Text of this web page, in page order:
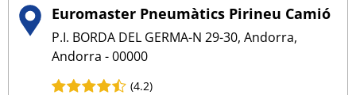
Euromaster Pneumàtics Pirineu Camió
P.I. BORDA DEL GERMA-N 29-30, Andorra,
Andorra - 00000
(4.2)